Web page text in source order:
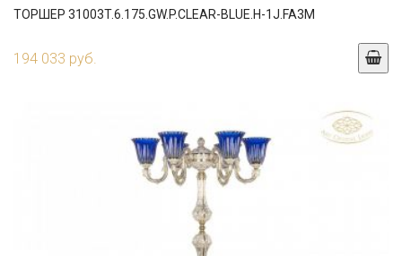
ТОРШЕР 31003T.6.175.GW.P.CLEAR-BLUE.H-1J.FA3M
194 033 руб.